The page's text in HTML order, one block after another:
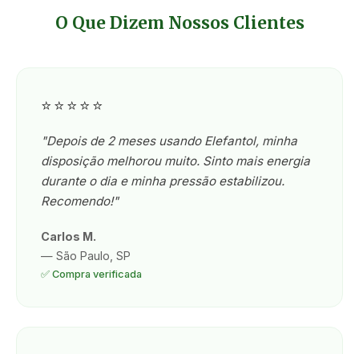
O Que Dizem Nossos Clientes
⭐⭐⭐⭐⭐
"Depois de 2 meses usando Elefantol, minha
disposição melhorou muito. Sinto mais energia
durante o dia e minha pressão estabilizou.
Recomendo!"
Carlos M.
— São Paulo, SP
✅ Compra verificada